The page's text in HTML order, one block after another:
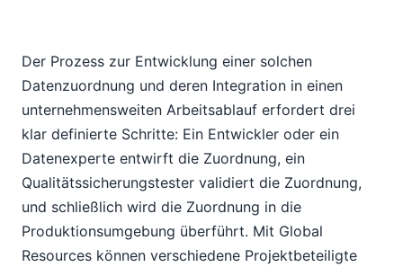
Der Prozess zur Entwicklung einer solchen
Datenzuordnung und deren Integration in einen
unternehmensweiten Arbeitsablauf erfordert drei
klar definierte Schritte: Ein Entwickler oder ein
Datenexperte entwirft die Zuordnung, ein
Qualitätssicherungstester validiert die Zuordnung,
und schließlich wird die Zuordnung in die
Produktionsumgebung überführt. Mit Global
Resources können verschiedene Projektbeteiligte